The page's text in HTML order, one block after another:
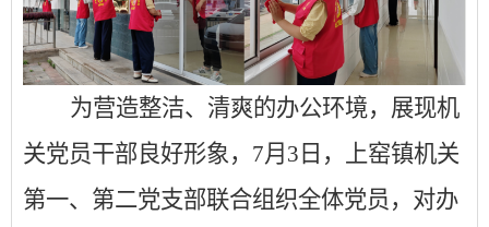
为营造整洁、清爽的办公环境，展现机
关党员干部良好形象， 7月3日，上窑镇机关
第一、第二党支部联合组织全体党员，对办